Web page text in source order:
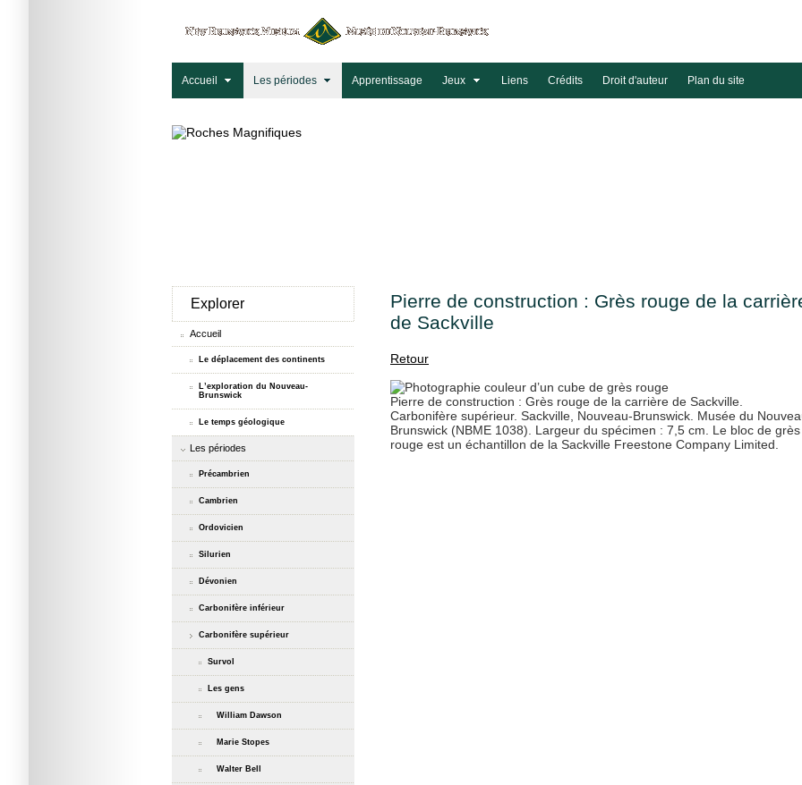
Accueil Les périodes Apprentissage Jeux Liens Crédits Droit d'auteur Plan du site
Explorer
Accueil
Le déplacement des continents
L’exploration du Nouveau-
Brunswick
Le temps géologique
Les périodes
Précambrien
Cambrien
Ordovicien
Silurien
Dévonien
Carbonifère inférieur
Carbonifère supérieur
Survol
Les gens
William Dawson
Marie Stopes
Walter Bell
Pierre de construction : Grès rouge de la
de Sackville
Retour
Pierre de construction : Grès rouge de la carrière de Sackville.
Carbonifère supérieur. Sackville, Nouveau-Brunswick. Musée du
Brunswick (NBME 1038). Largeur du spécimen : 7,5 cm. Le bloc de grès
rouge est un échantillon de la Sackville Freestone Company Limited.